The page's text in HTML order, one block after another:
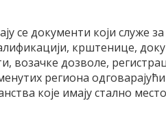
се документи који служе
крштенице,
возачке дозволе,
региона
које имају стално